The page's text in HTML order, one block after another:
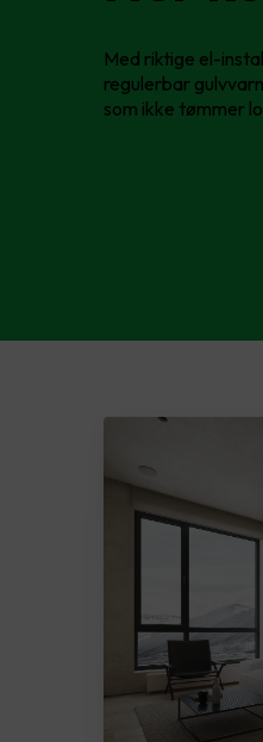
Med riktige el-
regulerbar
som ikke tømmer